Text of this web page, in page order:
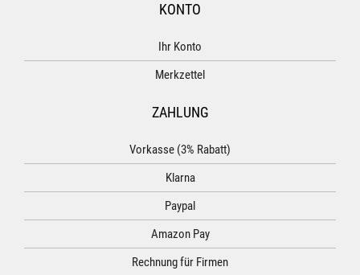
KONTO
Ihr Konto
Merkzettel
ZAHLUNG
Vorkasse (3% Rabatt)
Klarna
Paypal
Amazon Pay
Rechnung für Firmen